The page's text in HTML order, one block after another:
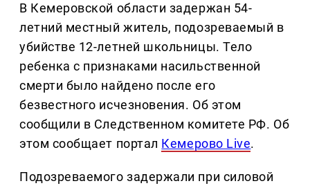
В Кемеровской области задержан 54-
летний местный житель, подозреваемый в
убийстве 12-летней школьницы. Тело
ребенка с признаками насильственной
смерти было найдено после его
безвестного исчезновения. Об этом
сообщили в Следственном комитете РФ. Об
этом сообщает портал Кемерово Live.
Подозреваемого задержали при силовой